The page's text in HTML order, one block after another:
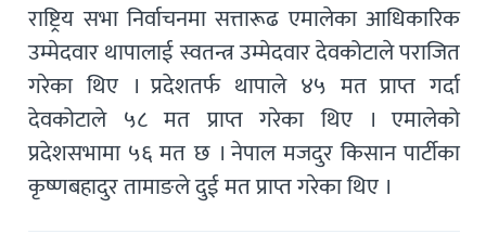
राष्ट्रिय सभा निर्वाचनमा सत्तारूढ एमालेका आधिकारिक
उम्मेदवार थापालाई स्वतन्त्र उम्मेदवार देवकोटाले पराजित
गरेका थिए । प्रदेशतर्फ थापाले ४५ मत प्राप्त गर्दा
देवकोटाले ५८ मत प्राप्त गरेका थिए । एमालेको
प्रदेशसभामा ५६ मत छ । नेपाल मजदुर किसान पार्टीका
कृष्णबहादुर तामाङले दुई मत प्राप्त गरेका थिए ।